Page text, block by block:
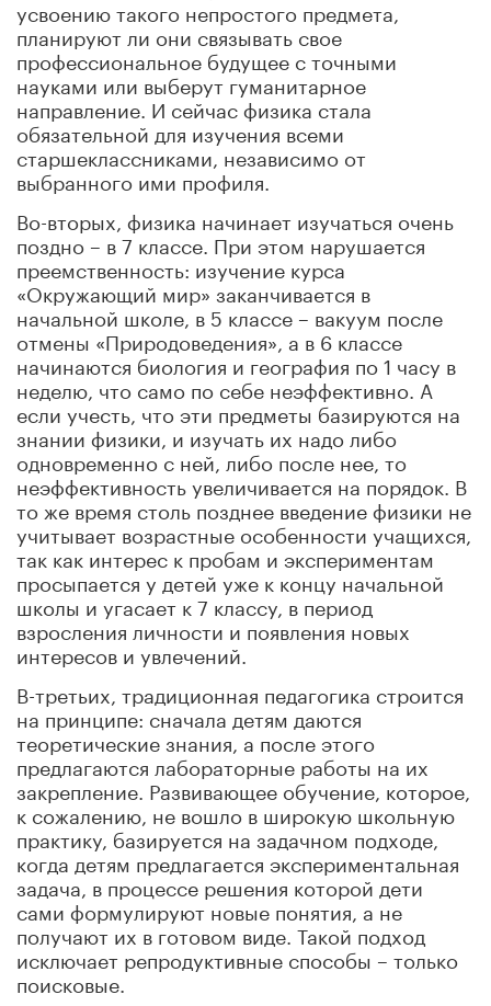
усвоению такого непростого предмета,
планируют ли они связывать свое
профессиональное будущее с точными
науками или выберут гуманитарное
направление. И сейчас физика стала
обязательной для изучения всеми
старшеклассниками, независимо от
выбранного ими профиля.
Во-вторых, физика начинает изучаться очень
поздно – в 7 классе. При этом нарушается
преемственность: изучение курса
«Окружающий мир» заканчивается в
начальной школе, в 5 классе – вакуум после
отмены «Природоведения», а в 6 классе
начинаются биология и география по 1 часу в
неделю, что само по себе неэффективно. А
если учесть, что эти предметы базируются на
знании физики, и изучать их надо либо
одновременно с ней, либо после нее, то
неэффективность увеличивается на порядок. В
то же время столь позднее введение физики не
учитывает возрастные особенности учащихся,
так как интерес к пробам и экспериментам
просыпается у детей уже к концу начальной
школы и угасает к 7 классу, в период
взросления личности и появления новых
интересов и увлечений.
В-третьих, традиционная педагогика строится
на принципе: сначала детям даются
теоретические знания, а после этого
предлагаются лабораторные работы на их
закрепление. Развивающее обучение, которое,
к сожалению, не вошло в широкую школьную
практику, базируется на задачном подходе,
когда детям предлагается экспериментальная
задача, в процессе решения которой дети
сами формулируют новые понятия, а не
получают их в готовом виде. Такой подход
исключает репродуктивные способы – только
поисковые.